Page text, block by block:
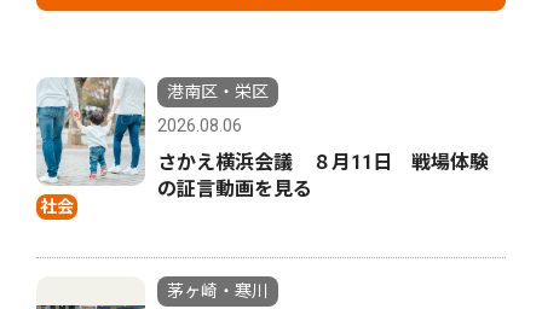
社会
港南区・栄区
2026.08.06
さかえ横浜会議 ８月11日 戦場体験
の証言動画を見る
茅ヶ崎・寒川